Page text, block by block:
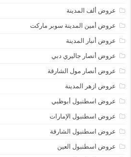
عروض ألف المدينة
عروض أمين المدينة سوبر ماركت
عروض أنبار المدينة
عروض أنصار جاليري دبي
عروض أنصار مول الشارقة
عروض ازهر المدينة
عروض اسطنبول أبوظبي
عروض اسطنبول الإمارات
عروض اسطنبول الشارقة
عروض اسطنبول العين